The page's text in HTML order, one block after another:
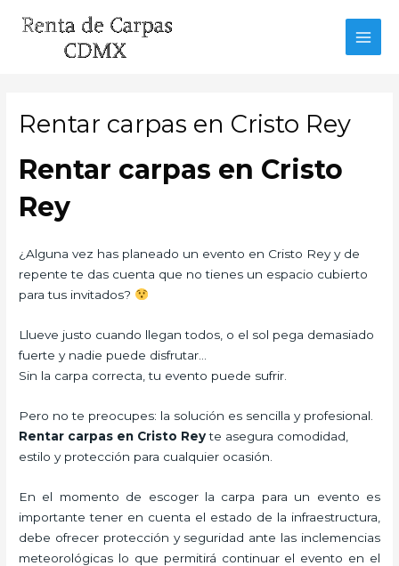
Rentar carpas en Cristo Rey
Rentar carpas en Cristo
Rey
¿Alguna vez has planeado un evento en Cristo Rey y de
repente te das cuenta que no tienes un espacio cubierto
para tus invitados?
Llueve justo cuando llegan todos, o el sol pega demasiado
fuerte y nadie puede disfrutar…
Sin la carpa correcta, tu evento puede sufrir.
Pero no te preocupes: la solución es sencilla y profesional.
Rentar carpas en Cristo Reyte asegura comodidad,
estilo y protección para cualquier ocasión.
En el momento de escoger la carpa para un evento es
importante tener en cuenta el estado de la infraestructura,
debe ofrecer protección y seguridad ante las inclemencias
meteorológicas lo que permitirá continuar el evento en el